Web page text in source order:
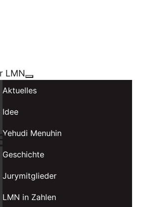
LMN
Aktuelles
Idee
Yehudi Menuhin
Geschichte
Jurymitglieder
LMN in Zahlen